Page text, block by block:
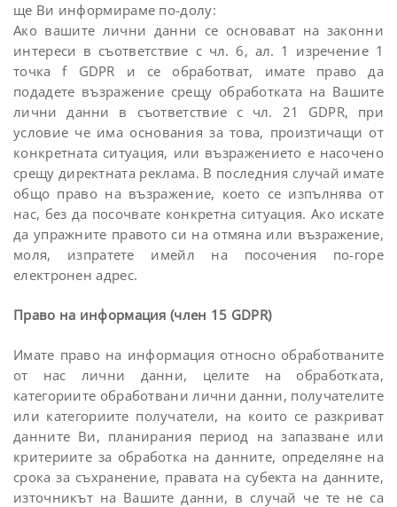
ще Ви информираме по-долу:
Ако вашите лични данни се основават на законни
интереси в съответствие с чл. 6, ал. 1 изречение 1
точка f GDPR и се обработват, имате право да
подадете възражение срещу обработката на Вашите
лични данни в съответствие с чл. 21 GDPR, при
условие че има основания за това, произтичащи от
конкретната ситуация, или възражението е насочено
срещу директната реклама. В последния случай имате
общо право на възражение, което се изпълнява от
нас, без да посочвате конкретна ситуация. Ако искате
да упражните правото си на отмяна или възражение,
моля, изпратете имейл на посочения по-горе
електронен адрес.
Право на информация (член 15 GDPR)
Имате право на информация относно обработваните
от нас лични данни, целите на обработката,
категориите обработвани лични данни, получателите
или категориите получатели, на които се разкриват
данните Ви, планирания период на запазване или
критериите за обработка на данните, определяне на
срока за съхранение, правата на субекта на данните,
източникът на Вашите данни, в случай че те не са